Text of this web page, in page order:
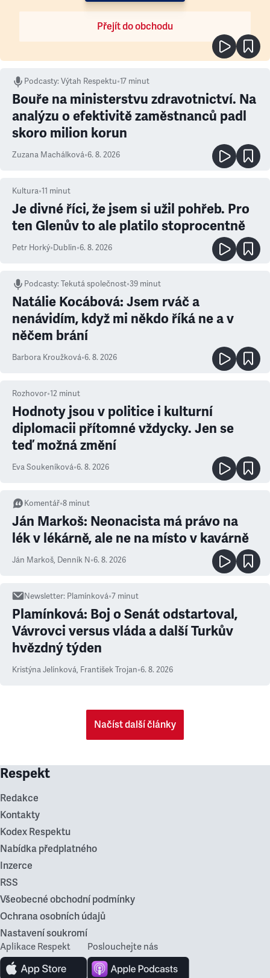
Přejít do obchodu
Podcasty:Výtah Respektu•17 minut
Bouře na ministerstvu zdravotnictví. Na
analýzu o efektivitě zaměstnanců padl
skoro milion korun
Zuzana Machálková•6. 8. 2026
Kultura•11 minut
Je divné říci, že jsem si užil pohřeb. Pro
ten Glenův to ale platilo stoprocentně
Petr Horký•Dublin•6. 8. 2026
Podcasty:Tekutá společnost•39 minut
Natálie Kocábová: Jsem rváč a
nenávidím, když mi někdo říká ne a v
něčem brání
Barbora Kroužková•6. 8. 2026
Rozhovor•12 minut
Hodnoty jsou v politice i kulturní
diplomacii přítomné vždycky. Jen se
teď možná změní
Eva Soukeníková•6. 8. 2026
Komentář•8 minut
Ján Markoš: Neonacista má právo na
lék v lékárně, ale ne na místo v kavárně
Ján Markoš, Denník N•6. 8. 2026
Newsletter: Plamínková•7 minut
Plamínková: Boj o Senát odstartoval,
Vávrovci versus vláda a další Turkův
hvězdný týden
Kristýna Jelínková, František Trojan•6. 8. 2026
Načíst další články
Respekt
Redakce
Kontakty
Kodex Respektu
Nabídka předplatného
Inzerce
RSS
Všeobecné obchodní podmínky
Ochrana osobních údajů
Nastavení soukromí
Aplikace Respekt Poslouchejte nás